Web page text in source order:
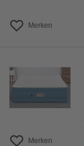
Merken
Merken